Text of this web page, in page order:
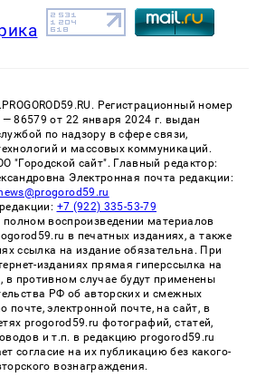
Регистрационный номер
от 22 января 2024 г. выдан
по надзору в сфере связи,
и массовых коммуникаций.
"Городской сайт". Главный редактор:
Электронная почта редакции:
+7 (922) 335-53-79
воспроизведении материалов
в печатных изданиях, а также
ссылка на издание обязательна. При
изданиях прямая гиперссылка на
в противном случае будут применены
РФ об авторских и смежных
почте, электронной почте, на сайт, в
progorod59.ru фотографий, статей,
и т.п. в редакцию progorod59.ru
согласие на их публикацию без какого-
вознаграждения.